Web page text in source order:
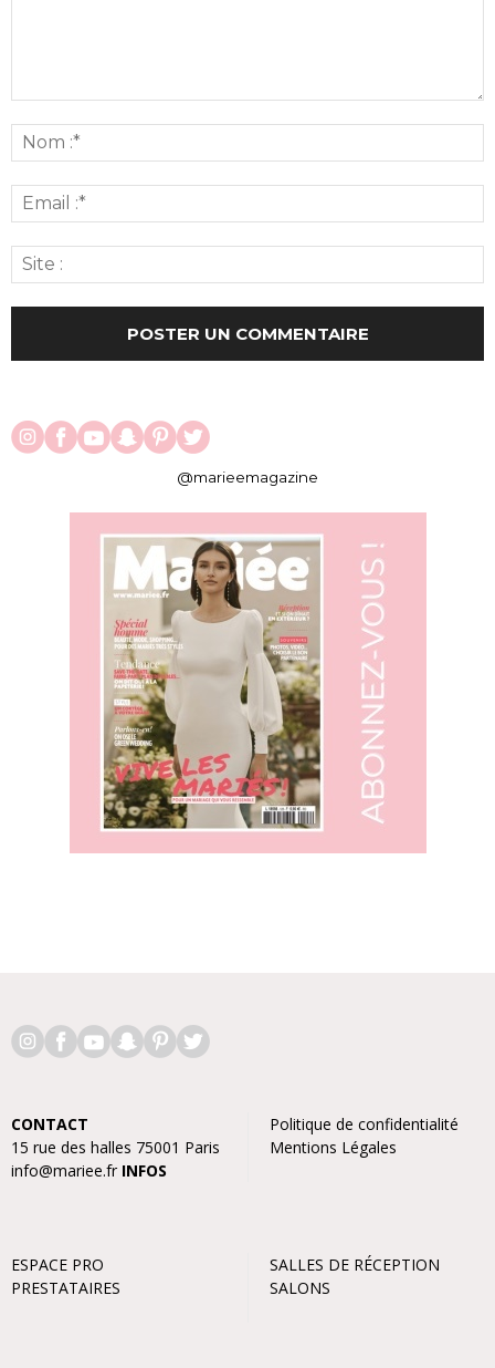
@marieemagazine
CONTACT
15 rue des halles 75001 Paris
info@mariee.fr INFOS
Politique de confidentialité
Mentions Légales
ESPACE PRO
PRESTATAIRES
SALLES DE RÉCEPTION
SALONS